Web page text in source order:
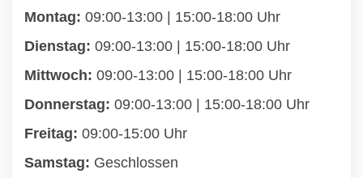
Montag: 09:00-13:00 | 15:00-18:00 Uhr
Dienstag: 09:00-13:00 | 15:00-18:00 Uhr
Mittwoch: 09:00-13:00 | 15:00-18:00 Uhr
Donnerstag: 09:00-13:00 | 15:00-18:00 Uhr
Freitag: 09:00-15:00 Uhr
Samstag: Geschlossen